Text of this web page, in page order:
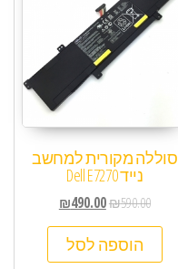
סוללה מקורית למחשב
נייד Dell E7270
₪590.00
₪490.00
הוספה לסל